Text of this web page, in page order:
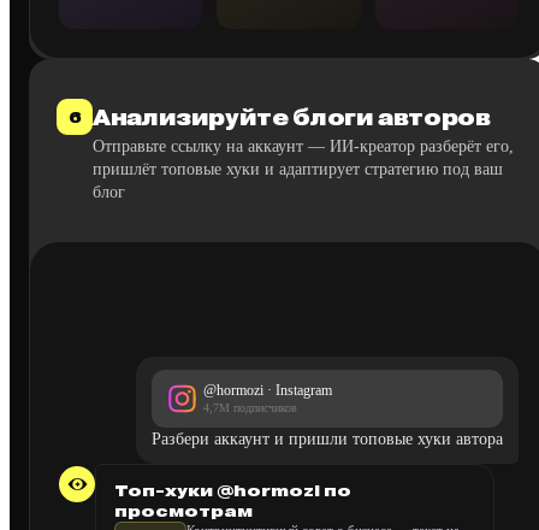
6 Анализируйте блоги авторов
Отправьте ссылку на аккаунт — ИИ-креатор разберёт его,
пришлёт топовые хуки и адаптирует стратегию под ваш
блог
@hormozi · Instagram
4,7M подписчиков
Разбери аккаунт и пришли топовые хуки автора
Топ-хуки @hormozi по
просмотрам